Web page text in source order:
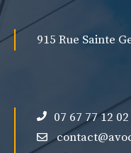
915 Rue Sainte
07 67 77 12 02